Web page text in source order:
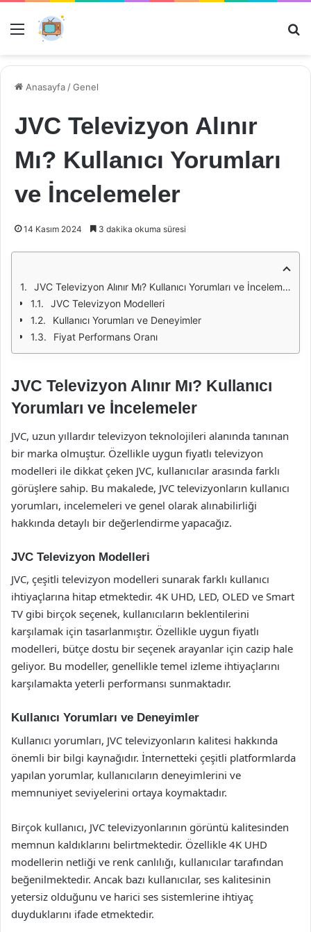
Menü
Anasayfa /Genel
JVC Televizyon Alınır
Mı? Kullanıcı Yorumları
ve İncelemeler
14 Kasım 2024 3 dakika okuma süresi
JVC Televizyon Alınır Mı? Kullanıcı Yorumları ve İncelemeler
JVC Televizyon Modelleri
Kullanıcı Yorumları ve Deneyimler
Fiyat Performans Oranı
JVC Televizyon Alınır Mı? Kullanıcı
Yorumları ve İncelemeler
JVC, uzun yıllardır televizyon teknolojileri alanında tanınan
bir marka olmuştur. Özellikle uygun fiyatlı televizyon
modelleri ile dikkat çeken JVC, kullanıcılar arasında farklı
görüşlere sahip. Bu makalede, JVC televizyonların kullanıcı
yorumları, incelemeleri ve genel olarak alınabilirliği
hakkında detaylı bir değerlendirme yapacağız.
JVC Televizyon Modelleri
JVC, çeşitli televizyon modelleri sunarak farklı kullanıcı
ihtiyaçlarına hitap etmektedir. 4K UHD, LED, OLED ve Smart
TV gibi birçok seçenek, kullanıcıların beklentilerini
karşılamak için tasarlanmıştır. Özellikle uygun fiyatlı
modelleri, bütçe dostu bir seçenek arayanlar için cazip hale
geliyor. Bu modeller, genellikle temel izleme ihtiyaçlarını
karşılamakta yeterli performansı sunmaktadır.
Kullanıcı Yorumları ve Deneyimler
Kullanıcı yorumları, JVC televizyonların kalitesi hakkında
önemli bir bilgi kaynağıdır. İnternetteki çeşitli platformlarda
yapılan yorumlar, kullanıcıların deneyimlerini ve
memnuniyet seviyelerini ortaya koymaktadır.
Birçok kullanıcı, JVC televizyonlarının görüntü kalitesinden
memnun kaldıklarını belirtmektedir. Özellikle 4K UHD
modellerin netliği ve renk canlılığı, kullanıcılar tarafından
beğenilmektedir. Ancak bazı kullanıcılar, ses kalitesinin
yetersiz olduğunu ve harici ses sistemlerine ihtiyaç
duyduklarını ifade etmektedir.